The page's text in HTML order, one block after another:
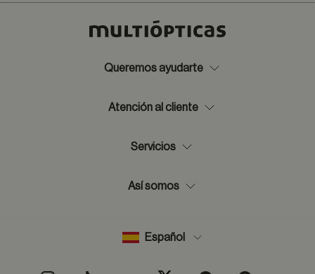
Queremos ayudarte
Atención al cliente
Servicios
Así somos
Español